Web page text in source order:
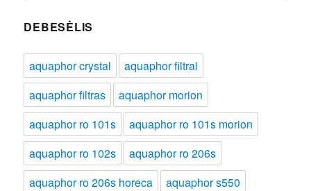
DEBESĖLIS
aquaphor crystal
aquaphor filtrai
aquaphor filtras
aquaphor morion
aquaphor ro 101s
aquaphor ro 101s morion
aquaphor ro 102s
aquaphor ro 206s
aquaphor ro 206s horeca
aquaphor s550